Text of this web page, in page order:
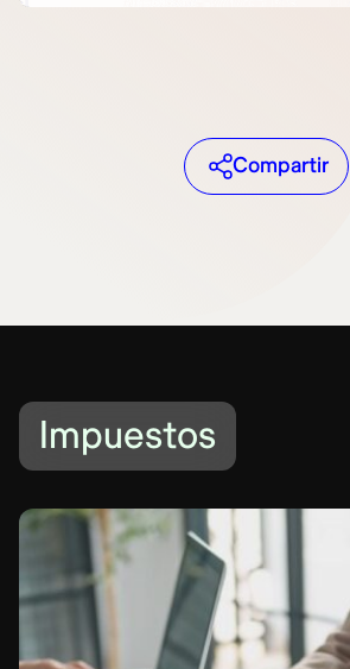
Compartir
Impuestos